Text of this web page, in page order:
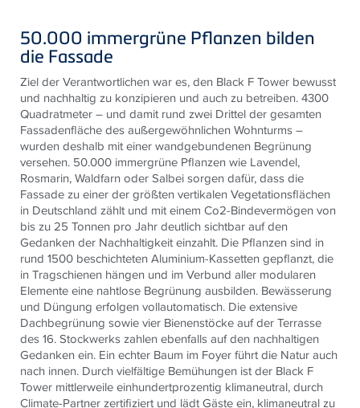
50.000 immergrüne Pflanzen bilden
die Fassade
Ziel der Verantwortlichen war es, den Black F Tower bewusst
und nachhaltig zu konzipieren und auch zu betreiben. 4300
Quadratmeter – und damit rund zwei Drittel der gesamten
Fassadenfläche des außergewöhnlichen Wohnturms –
wurden deshalb mit einer wandgebundenen Begrünung
versehen. 50.000 immergrüne Pflanzen wie Lavendel,
Rosmarin, Waldfarn oder Salbei sorgen dafür, dass die
Fassade zu einer der größten vertikalen Vegetationsflächen
in Deutschland zählt und mit einem Co2-Bindevermögen von
bis zu 25 Tonnen pro Jahr deutlich sichtbar auf den
Gedanken der Nachhaltigkeit einzahlt. Die Pflanzen sind in
rund 1500 beschichteten Aluminium-Kassetten gepflanzt, die
in Tragschienen hängen und im Verbund aller modularen
Elemente eine nahtlose Begrünung ausbilden. Bewässerung
und Düngung erfolgen vollautomatisch. Die extensive
Dachbegrünung sowie vier Bienenstöcke auf der Terrasse
des 16. Stockwerks zahlen ebenfalls auf den nachhaltigen
Gedanken ein. Ein echter Baum im Foyer führt die Natur auch
nach innen. Durch vielfältige Bemühungen ist der Black F
Tower mittlerweile einhundertprozentig klimaneutral, durch
Climate-Partner zertifiziert und lädt Gäste ein, klimaneutral zu